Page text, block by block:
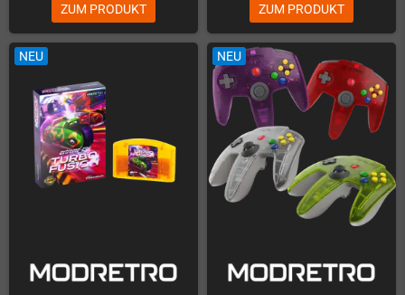
ZUM PRODUKT ZUM PRODUKT
NEU NEU